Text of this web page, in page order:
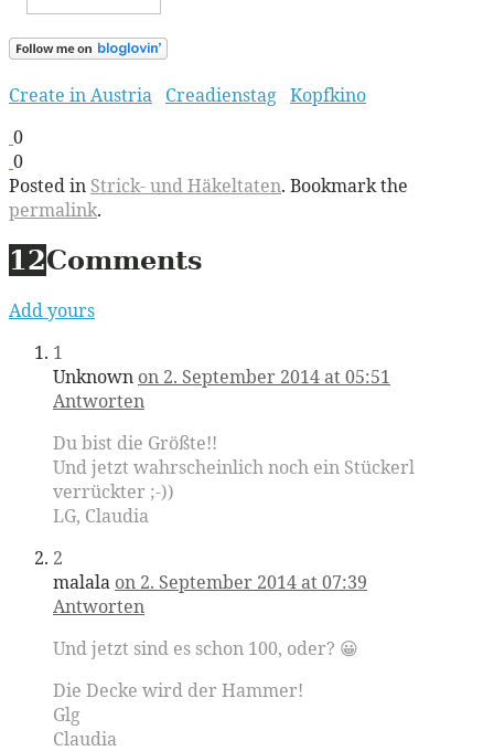
Create in Austria Creadienstag Kopfkino
0
0
Posted in Strick- und Häkeltaten. Bookmark the
permalink.
12Comments
Add yours
1
Unknown on 2. September 2014 at 05:51
Antworten
Du bist die Größte!!
Und jetzt wahrscheinlich noch ein Stückerl
verrückter ;-))
LG, Claudia
2
malala on 2. September 2014 at 07:39
Antworten
Und jetzt sind es schon 100, oder? 😀
Die Decke wird der Hammer!
Glg
Claudia